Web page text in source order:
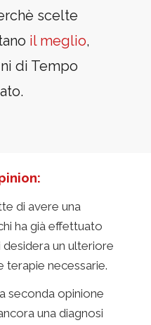
scelte
il meglio,
di Tempo
di avere una
ha già effettuato
un ulteriore
terapie necessarie.
seconda opinione
una diagnosi